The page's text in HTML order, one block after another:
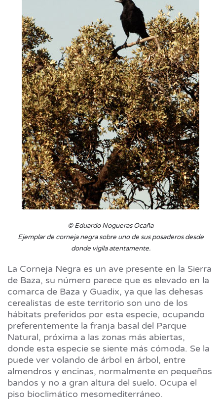
© Eduardo Nogueras Ocaña
Ejemplar de corneja negra sobre uno de sus posaderos desde
donde vigila atentamente.
La Corneja Negra es un ave presente en la Sierra
de Baza, su número parece que es elevado en la
comarca de Baza y Guadix, ya que las dehesas
cerealistas de este territorio son uno de los
hábitats preferidos por esta especie, ocupando
preferentemente la franja basal del Parque
Natural, próxima a las zonas más abiertas,
donde esta especie se siente más cómoda. Se la
puede ver volando de árbol en árbol, entre
almendros y encinas, normalmente en pequeños
bandos y no a gran altura del suelo. Ocupa el
piso bioclimático mesomediterráneo.